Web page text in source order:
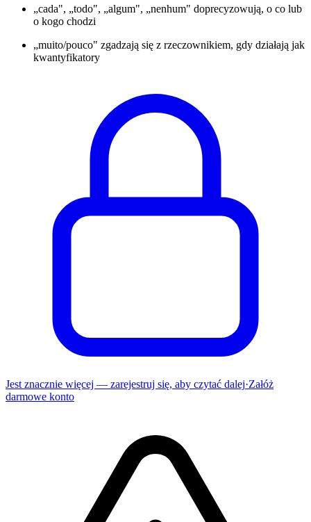
„cada", „todo", „algum", „nenhum" doprecyzowują, o co lub
o kogo chodzi
„muito/pouco" zgadzają się z rzeczownikiem, gdy działają jak
kwantyfikatory
Jest znacznie więcej — zarejestruj się, aby czytać dalej·Załóż
darmowe konto